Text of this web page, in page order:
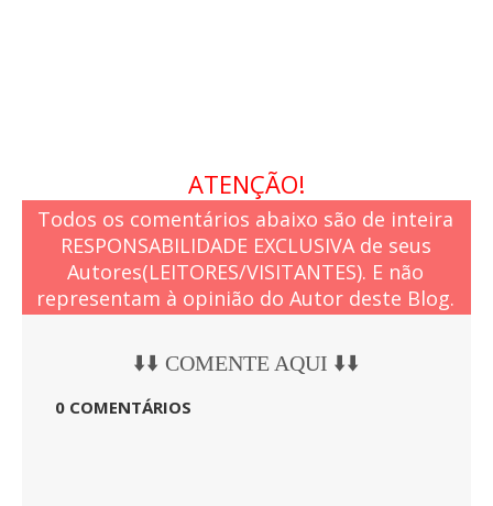
ATENÇÃO!
Todos os comentários abaixo são de inteira
RESPONSABILIDADE EXCLUSIVA de seus
Autores(LEITORES/VISITANTES). E não
representam à opinião do Autor deste Blog.
⬇️⬇️ COMENTE AQUI ⬇️⬇️
0 COMENTÁRIOS